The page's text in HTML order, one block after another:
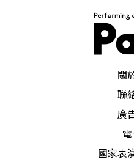
關
聯
廣
國家表